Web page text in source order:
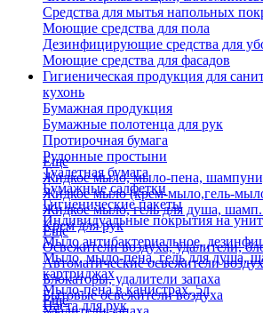
Средства для мытья напольных
Моющие средства для пола
Дезинфицирующие средства для
Моющие средства для фасадов
Гигиеническая продукция для
кухонь
Бумажная продукция
Бумажные полотенца для рук
Протирочная бумага
Рулонные простыни
Туалетная бумага
Бумажные салфетки
Гигиенические пакеты
Индивидуальные покрытия на
Еще
Жидкое мыло, мыло-пена,
Жидкое мыло (крем-мыло,гель-
Жидкое мыло, гель для душа, шамп.
Крем для рук
Мыло антибактериальное,
Мыло, мыло-пена, гель для душа,
картриджах
Мыло-пена в канистрах, 5л
Паста для рук
Еще
Освежители воздуха, удалители,
Автоматические освежители
Блокаторы, удалители запаха
Бытовые освежители воздуха
Еще